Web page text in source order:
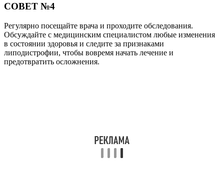
СОВЕТ №4
Регулярно посещайте врача и проходите обследования.
Обсуждайте с медицинским специалистом любые изменения
в состоянии здоровья и следите за признаками
липодистрофии, чтобы вовремя начать лечение и
предотвратить осложнения.